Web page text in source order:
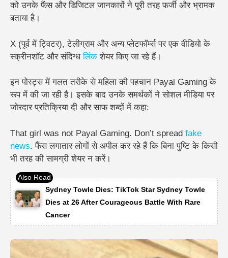
को उनके फैंस और डिजिटल जानकारों ने पूरी तरह फर्जी और भ्रामक
बताया है।
X (पूर्व में ट्विटर), टेलीग्राम और अन्य प्लेटफॉर्म्स पर एक वीडियो के
स्क्रीनशॉट और संदिग्धलिंक शेयर किए जा रहे हैं।
इन पोस्ट्स में गलत तरीके से महिला की पहचान Payal Gaming के
रूप में की जा रही है। इसके बाद उनके समर्थकों ने सोशल मीडिया पर
जोरदार प्रतिक्रिया दी और साफ शब्दों में कहा:
That girl was not Payal Gaming. Don’t spread fake
news.फैंस लगातार लोगों से अपील कर रहे हैं कि बिना पुष्टि के किसी
भी तरह की सामग्री शेयर न करें।
Sydney Towle Dies: TikTok Star Sydney Towle
Dies at 26 After Courageous Battle With Rare
Cancer